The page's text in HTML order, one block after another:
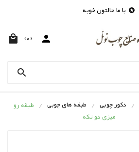
 با ما حالتون خوبه

 (0)

دکور چوبی طبقه های چوبی
طبقه رو
میزی دو تکه